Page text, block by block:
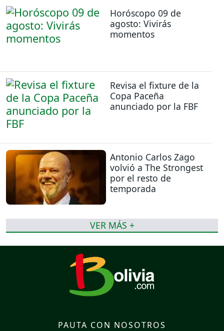
Horóscopo 09 de
agosto: Vivirás
momentos
Revisa el fixture de la
Copa Paceña
anunciado por la FBF
Antonio Carlos Zago
volvió a The Strongest
por el resto de
temporada
VER MÁS +
PAUTA CON NOSOTROS